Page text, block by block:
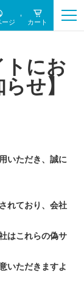
ージ カート
トにお
せ】
いただき、誠に
れており、会社
はこれらの偽サ
いただきますよ